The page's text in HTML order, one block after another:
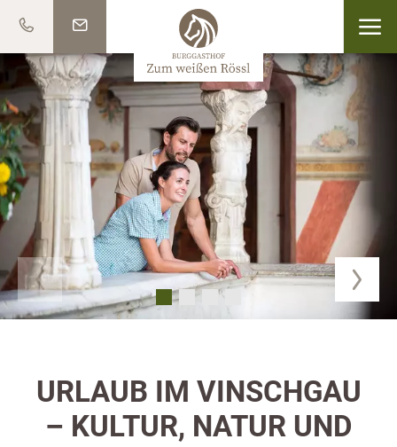
URLAUB IM VINSCHGAU
– KULTUR, NATUR UND